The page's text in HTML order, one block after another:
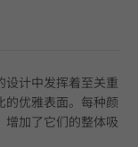
设计中发挥着至关重
的优雅表面。每种颜
增加了它们的整体吸